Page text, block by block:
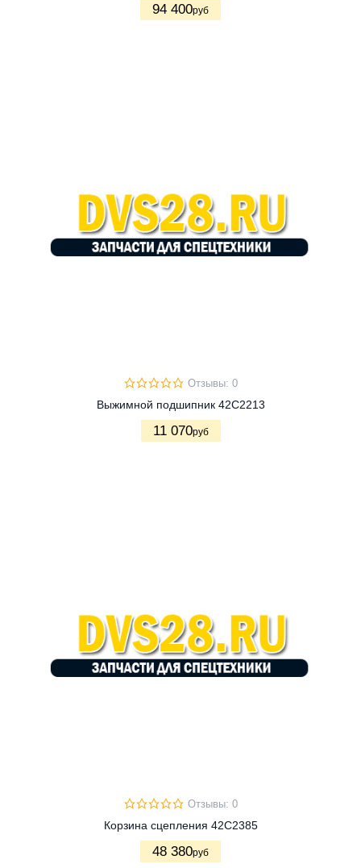
94 400руб
Отзывы: 0
Выжимной подшипник 42C2213
11 070руб
Отзывы: 0
Корзина сцепления 42C2385
48 380руб